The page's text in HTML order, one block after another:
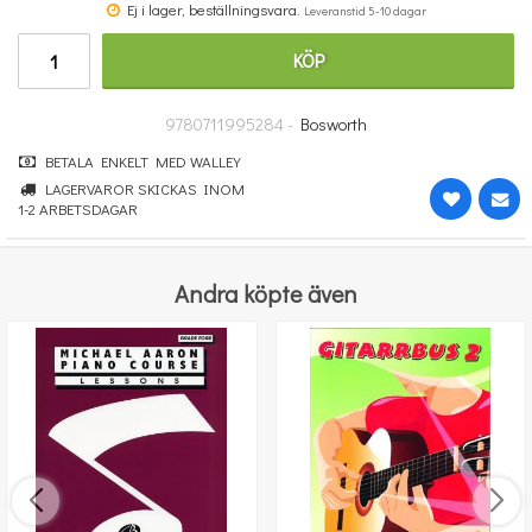
364 kr
Ej i lager, beställningsvara. Leveranstid 5-10 dagar
KÖP
9780711995284 - Bosworth
BETALA ENKELT MED WALLEY
LAGERVAROR SKICKAS INOM
1-2 ARBETSDAGAR
Andra köpte även